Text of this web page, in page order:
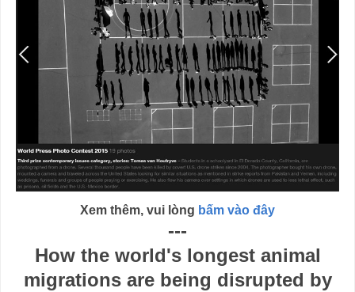
Xem thêm, vui lòng bấm vào đây
---
How the world's longest animal
migrations are being disrupted by